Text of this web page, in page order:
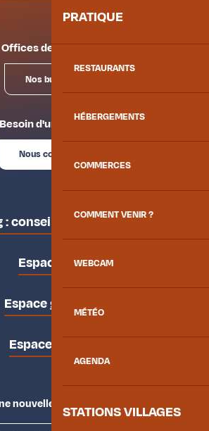
PRATIQUE
RESTAURANTS
HÉBERGEMENTS
COMMERCES
COMMENT VENIR ?
WEBCAM
MÉTÉO
AGENDA
STATIONS VILLAGES
Offices de tourisme
Nos bureaux
Besoin d'un conseil ?
Nous contacter
: conseils des locaux
Espace pro
Espace groupes
Espace presse
nouvelle façon d'explorer la vallée.